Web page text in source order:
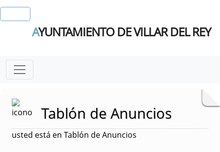
AYUNTAMIENTO DE VILLAR DEL REY
Tablón de Anuncios
usted está en Tablón de Anuncios